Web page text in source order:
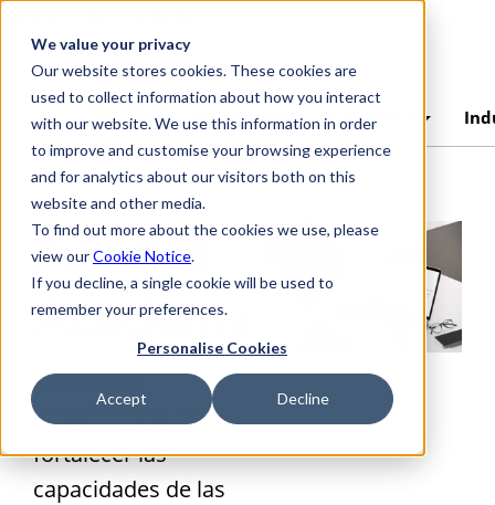
We value your privacy
Our website stores cookies. These cookies are
used to collect information about how you interact
with our website. We use this information in order
to improve and customise your browsing experience
and for analytics about our visitors both on this
website and other media.
To find out more about the cookies we use, please
view ourCookie Notice.
If you decline, a single cookie will be used to
remember your preferences.
Personalise Cookies
Accept Decline
AchillesAI Plataforma
Achilles
Academy
Formación
especializada para
fortalecer las
capacidades de las